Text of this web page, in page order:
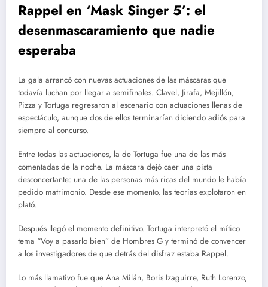
Rappel en ‘Mask Singer 5’: el
desenmascaramiento que nadie
esperaba
La gala arrancó con nuevas actuaciones de las máscaras que
todavía luchan por llegar a semifinales. Clavel, Jirafa, Mejillón,
Pizza y Tortuga regresaron al escenario con actuaciones llenas de
espectáculo, aunque dos de ellos terminarían diciendo adiós para
siempre al concurso.
Entre todas las actuaciones, la de Tortuga fue una de las más
comentadas de la noche. La máscara dejó caer una pista
desconcertante: una de las personas más ricas del mundo le había
pedido matrimonio. Desde ese momento, las teorías explotaron en
plató.
Después llegó el momento definitivo. Tortuga interpretó el mítico
tema “Voy a pasarlo bien” de Hombres G y terminó de convencer
a los investigadores de que detrás del disfraz estaba Rappel.
Lo más llamativo fue que Ana Milán, Boris Izaguirre, Ruth Lorenzo,